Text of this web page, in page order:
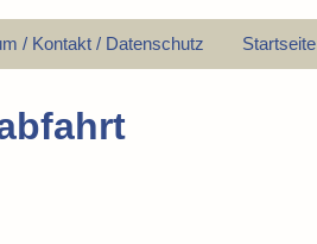
/ Kontakt / Datenschutz Startseite